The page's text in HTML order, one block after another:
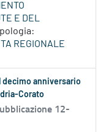
E DEL
REGIONALE
decimo anniversario
Corato
12-